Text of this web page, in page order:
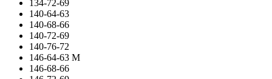
134-72-69
140-64-63
140-68-66
140-72-69
140-76-72
146-64-63 М
146-68-66